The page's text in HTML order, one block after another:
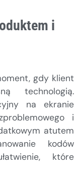
i
gdy klient
technologią.
na ekranie
i
atutem
kodów
które